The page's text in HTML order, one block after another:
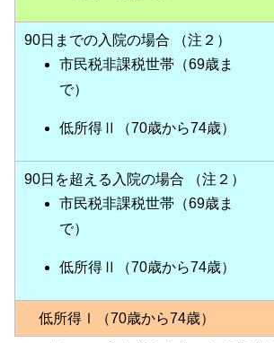
90日までの入院の場合 （注２）
市民税非課税世帯（69歳ま
で）
低所得Ⅱ（70歳から74歳）
90日を超える入院の場合 （注２）
市民税非課税世帯（69歳ま
で）
低所得Ⅱ（70歳から74歳）
低所得Ⅰ（70歳から74歳）